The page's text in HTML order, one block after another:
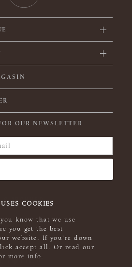
COOKIES
know that we use
you get the best
website. If you're down
accept all. Or read our
more info.
OUR NEWSLETTER